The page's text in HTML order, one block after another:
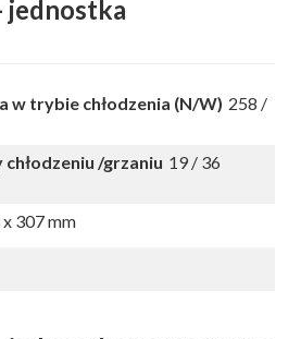
jednostka
trybie chłodzenia (N/W) 258 /
chłodzeniu /grzaniu 19 / 36
307 mm